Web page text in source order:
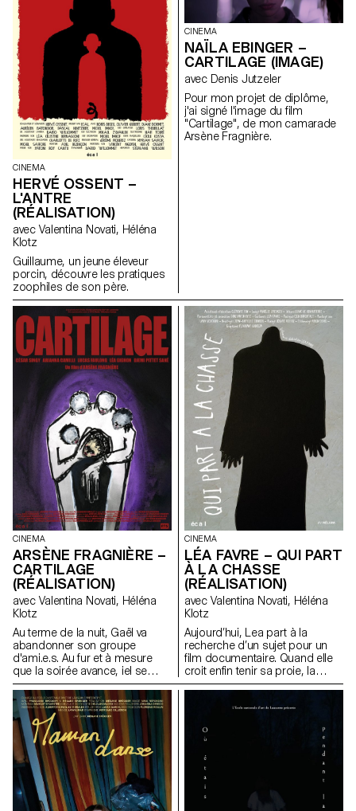
CINEMA
HERVÉ OSSENT –
L'ANTRE
(RÉALISATION)
avec Valentina Novati, Héléna
Klotz
Guillaume, un jeune éleveur
porcin, découvre les pratiques
zoophiles de son père.
CINEMA
NAÏLA EBINGER –
CARTILAGE (IMAGE)
avec Denis Jutzeler
Pour mon projet de diplôme,
j'ai signé l'image du film
"Cartilage", de mon camarade
Arsène Fragnière.
CINEMA
ARSÈNE FRAGNIÈRE –
CARTILAGE
(RÉALISATION)
avec Valentina Novati, Héléna
Klotz
Au terme de la nuit, Gaël va
abandonner son groupe
d'ami.e.s. Au fur et à mesure
que la soirée avance, iel se
rend pourtant compte que
quelques chose cloche.
CINEMA
LÉA FAVRE – QUI PART
À LA CHASSE
(RÉALISATION)
avec Valentina Novati, Héléna
Klotz
Aujourd’hui, Lea part à la
recherche d’un sujet pour un
film documentaire. Quand elle
croit enfin tenir sa proie, la
situation s’inverse. La